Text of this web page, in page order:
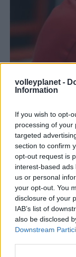
volleyplanet -
Information
If you wish to opt-
processing of your
targeted
section to confirm
opt-out request is
interest-based
us or personal
your opt-out. You
disclosure of your
IAB’s list of
also be disclosed
Downstream
Α1 ΑΝΔΡΩΝ 20/10/2017
Στου Ρέντη ο
Ο Ομοσπονδιακός
βρίσκεται στη
αγωνίζεται στην
παράλληλα
αναμέτρηση
Σαμαράς».